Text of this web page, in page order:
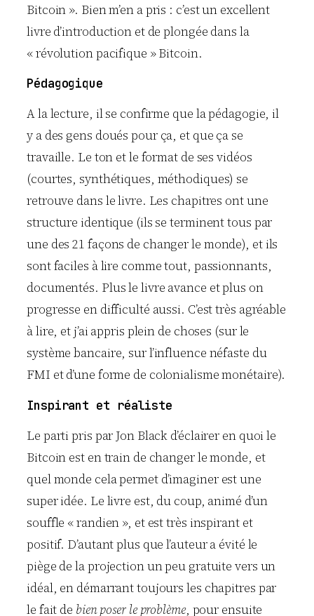
Bitcoin ». Bien m’en a pris : c’est un excellent
livre d’introduction et de plongée dans la
« révolution pacifique » Bitcoin.
Pédagogique
A la lecture, il se confirme que la pédagogie, il
y a des gens doués pour ça, et que ça se
travaille. Le ton et le format de ses vidéos
(courtes, synthétiques, méthodiques) se
retrouve dans le livre. Les chapitres ont une
structure identique (ils se terminent tous par
une des 21 façons de changer le monde), et ils
sont faciles à lire comme tout, passionnants,
documentés. Plus le livre avance et plus on
progresse en difficulté aussi. C’est très agréable
à lire, et j’ai appris plein de choses (sur le
système bancaire, sur l’influence néfaste du
FMI et d’une forme de colonialisme monétaire).
Inspirant et réaliste
Le parti pris par Jon Black d’éclairer en quoi le
Bitcoin est en train de changer le monde, et
quel monde cela permet d’imaginer est une
super idée. Le livre est, du coup, animé d’un
souffle « randien », et est très inspirant et
positif. D’autant plus que l’auteur a évité le
piège de la projection un peu gratuite vers un
idéal, en démarrant toujours les chapitres par
le fait de bien poser le problème, pour ensuite